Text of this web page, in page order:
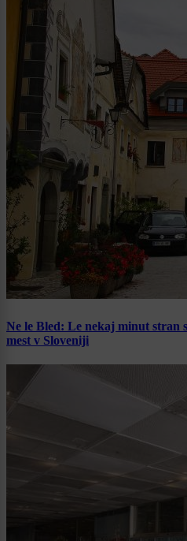
Ne le Bled: Le nekaj minut stran
mest v Sloveniji